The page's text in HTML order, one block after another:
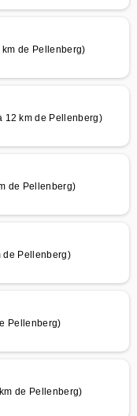
km de Pellenberg)
12 km de Pellenberg)
de Pellenberg)
de Pellenberg)
Pellenberg)
de Pellenberg)